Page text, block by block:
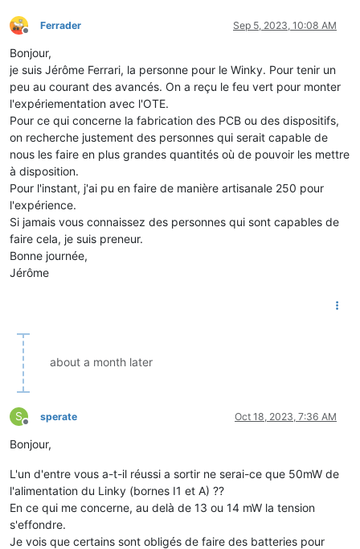
Offline
Ferrader Sep 5, 2023, 10:08 AM
Bonjour,
je suis Jérôme Ferrari, la personne pour le Winky. Pour tenir un
peu au courant des avancés. On a reçu le feu vert pour monter
l'expériementation avec l'OTE.
Pour ce qui concerne la fabrication des PCB ou des dispositifs,
on recherche justement des personnes qui serait capable de
nous les faire en plus grandes quantités où de pouvoir les mettre
à disposition.
Pour l'instant, j'ai pu en faire de manière artisanale 250 pour
l'expérience.
Si jamais vous connaissez des personnes qui sont capables de
faire cela, je suis preneur.
Bonne journée,
Jérôme
about a month later
S
Offline
sperate Oct 18, 2023, 7:36 AM
Bonjour,
L'un d'entre vous a-t-il réussi a sortir ne serai-ce que 50mW de
l'alimentation du Linky (bornes I1 et A) ??
En ce qui me concerne, au delà de 13 ou 14 mW la tension
s'effondre.
Je vois que certains sont obligés de faire des batteries pour